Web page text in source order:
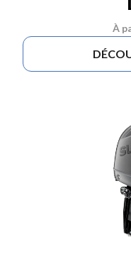
À